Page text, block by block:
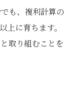
も、複利計算の
に育ちます。
取り組むことを